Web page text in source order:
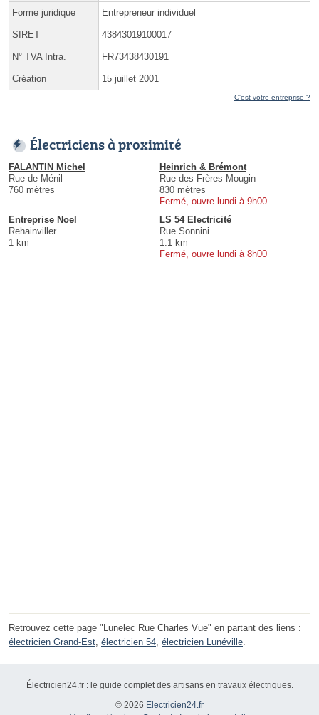
Forme juridique Entrepreneur individuel
SIRET 43843019100017
N° TVA Intra. FR73438430191
Création 15 juillet 2001
C'est votre entreprise ?
Électriciens à proximité
FALANTIN Michel
Rue de Ménil
760 mètres
Heinrich & Brémont
Rue des Frères Mougin
830 mètres
Fermé, ouvre lundi à 9h00
Entreprise Noel
Rehainviller
1 km
LS 54 Electricité
Rue Sonnini
1.1 km
Fermé, ouvre lundi à 8h00
Retrouvez cette page "Lunelec Rue Charles Vue" en partant des liens :
électricien Grand-Est, électricien 54, électricien Lunéville.
Électricien24.fr : le guide complet des artisans en travaux électriques.
© 2026 Electricien24.fr